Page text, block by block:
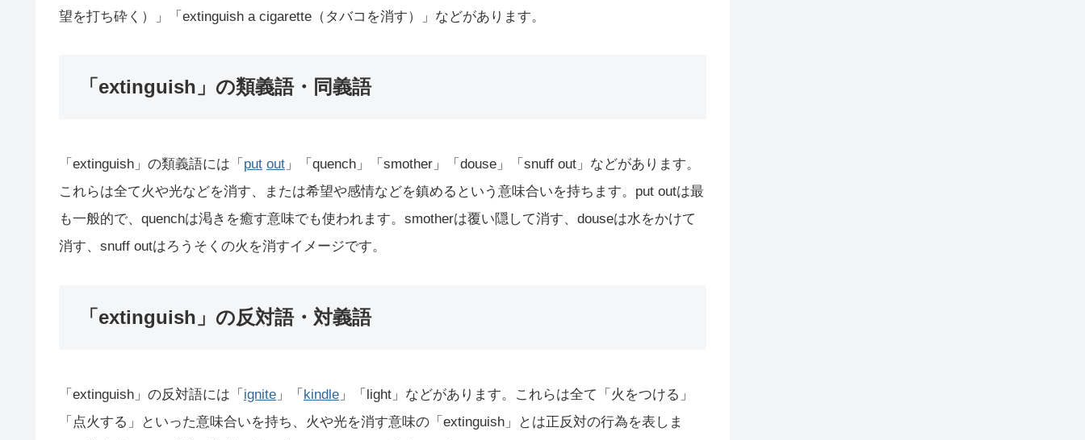
望を打ち砕く）」「extinguish a cigarette（タバコを消す）」などがあります。
「extinguish」の類義語・同義語
「extinguish」の類義語には「 put out 」「quench」「smother」「douse」「snuff out」などがあります。
これらは全て火や光などを消す、または希望や感情などを鎮めるという意味合いを持ちます。put outは最
も一般的で、quenchは渇きを癒す意味でも使われます。smotherは覆い隠して消す、douseは水をかけて
消す、snuff outはろうそくの火を消すイメージです。
「extinguish」の反対語・対義語
「extinguish」の反対語には「 ignite 」「 kindle 」「light」などがあります。これらは全て「火をつける」
「点火する」といった意味合いを持ち、火や光を消す意味の「extinguish」とは正反対の行為を表しま